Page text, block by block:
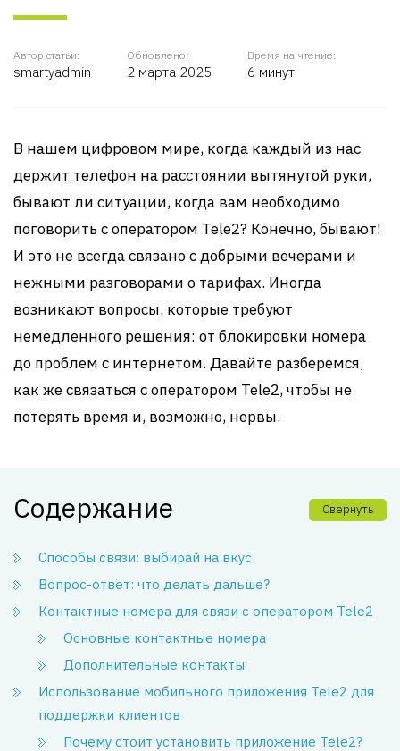
Автор статьи:
smartyadmin
Обновлено:
2 марта 2025
Время на чтение:
6 минут
В нашем цифровом мире, когда каждый из нас
держит телефон на расстоянии вытянутой руки,
бывают ли ситуации, когда вам необходимо
поговорить с оператором Tele2? Конечно, бывают!
И это не всегда связано с добрыми вечерами и
нежными разговорами о тарифах. Иногда
возникают вопросы, которые требуют
немедленного решения: от блокировки номера
до проблем с интернетом. Давайте разберемся,
как же связаться с оператором Tele2, чтобы не
потерять время и, возможно, нервы.
Содержание Свернуть
Способы связи: выбирай на вкус
Вопрос-ответ: что делать дальше?
Контактные номера для связи с оператором Tele2
Основные контактные номера
Дополнительные контакты
Использование мобильного приложения Tele2 для
поддержки клиентов
Почему стоит установить приложение Tele2?